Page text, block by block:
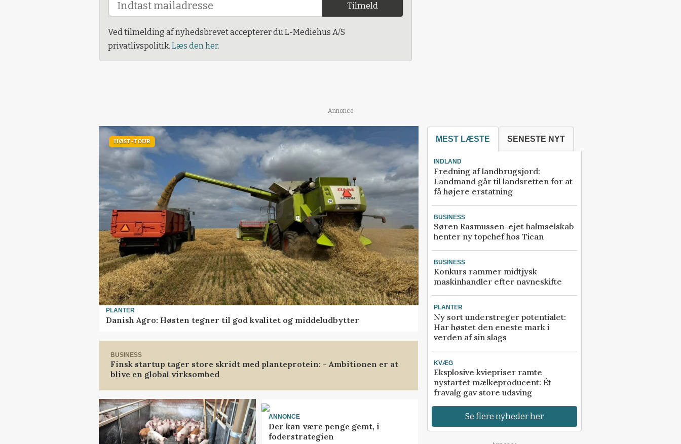
Tilmeld
Ved tilmelding af nyhedsbrevet accepterer du L-Mediehus A/S
privatlivspolitik. Læs den her.
Annonce
HØST-TOUR
PLANTER
Danish Agro: Høsten tegner til god kvalitet og middeludbytter
BUSINESS
Finsk startup tager store skridt med planteprotein: - Ambitionen er at
blive en global virksomhed
ANNONCE
Der kan være penge gemt, i
foderstrategien
MEST LÆSTE SENESTE NYT
INDLAND
Fredning af landbrugsjord:
Landmand går til landsretten for at
få højere erstatning
BUSINESS
Søren Rasmussen-ejet halmselskab
henter ny topchef hos Tican
BUSINESS
Konkurs rammer midtjysk
maskinhandler efter navneskifte
PLANTER
Ny sort understreger potentialet:
Har høstet den eneste mark i
verden af sin slags
KVÆG
Eksplosive kviepriser ramte
nystartet mælkeproducent: Ét
fravalg gav store udsving
Se flere nyheder her